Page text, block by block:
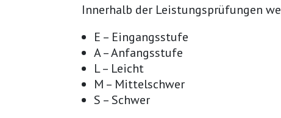
Innerhalb der Leistungsprüfungen
E – Eingangsstufe
A – Anfangsstufe
L – Leicht
M – Mittelschwer
S – Schwer